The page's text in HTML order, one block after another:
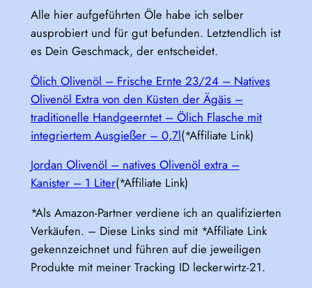
Alle hier aufgeführten Öle habe ich selber
ausprobiert und für gut befunden. Letztendlich ist
es Dein Geschmack, der entscheidet.
Ölich Olivenöl – Frische Ernte 23/24 – Natives
Olivenöl Extra von den Küsten der Ägäis –
traditionelle Handgeerntet – Ölich Flasche mit
integriertem Ausgießer – 0,7l(*Affiliate Link)
Jordan Olivenöl – natives Olivenöl extra –
Kanister – 1 Liter(*Affiliate Link)
*Als Amazon-Partner verdiene ich an qualifizierten
Verkäufen. – Diese Links sind mit *Affiliate Link
gekennzeichnet und führen auf die jeweiligen
Produkte mit meiner Tracking ID leckerwirtz-21.